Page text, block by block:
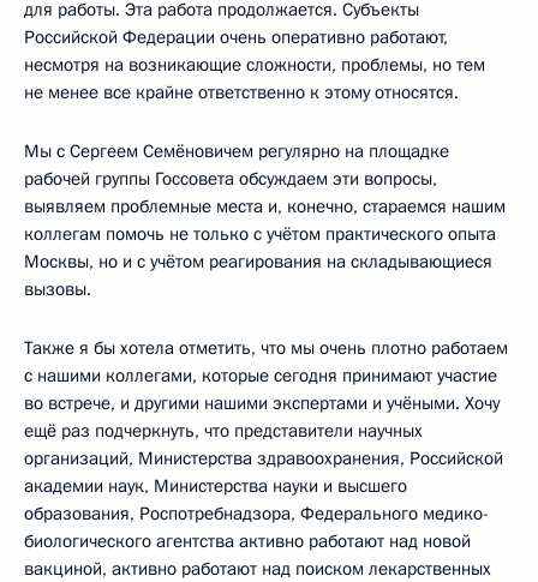
для работы. Эта работа продолжается. Субъекты
Российской Федерации очень оперативно работают,
несмотря на возникающие сложности, проблемы, но тем
не менее все крайне ответственно к этому относятся.
Мы с Сергеем Семёновичем регулярно на площадке
рабочей группы Госсовета обсуждаем эти вопросы,
выявляем проблемные места и, конечно, стараемся нашим
коллегам помочь не только с учётом практического опыта
Москвы, но и с учётом реагирования на складывающиеся
вызовы.
Также я бы хотела отметить, что мы очень плотно работаем
с нашими коллегами, которые сегодня принимают участие
во встрече, и другими нашими экспертами и учёными. Хочу
ещё раз подчеркнуть, что представители научных
организаций, Министерства здравоохранения, Российской
академии наук, Министерства науки и высшего
образования, Роспотребнадзора, Федерального медико-
биологического агентства активно работают над новой
вакциной, активно работают над поиском лекарственных